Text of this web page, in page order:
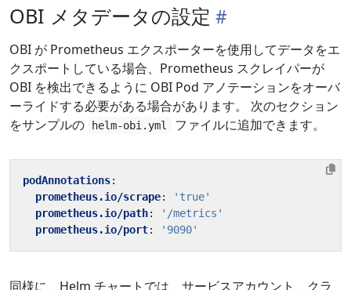
OBI メタデータの設定
OBI が Prometheus エクスポーターを使用してデータをエ
クスポートしている場合、Prometheus スクレイパーが
OBI を検出できるように OBI Pod アノテーションをオーバ
ーライドする必要がある場合があります。 次のセクション
をサンプルの
helm-obi.yml ファイルに追加できます。
podAnnotations:
prometheus.io/scrape:
'true'
prometheus.io/path:
'/metrics'
prometheus.io/port: '9090'
同様に、Helm チャートでは、サービスアカウント、クラ